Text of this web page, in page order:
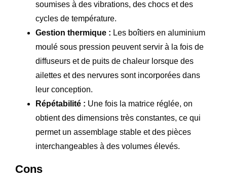
soumises à des vibrations, des chocs et des
cycles de température.
Gestion thermique : Les boîtiers en aluminium
moulé sous pression peuvent servir à la fois de
diffuseurs et de puits de chaleur lorsque des
ailettes et des nervures sont incorporées dans
leur conception.
Répétabilité : Une fois la matrice réglée, on
obtient des dimensions très constantes, ce qui
permet un assemblage stable et des pièces
interchangeables à des volumes élevés.
Cons